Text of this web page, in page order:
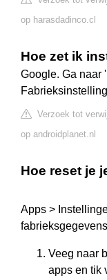
op harasdadinco.cl
Hoe zet ik
Google. Ga naar
Verzoek tot
op androidplanet.nl
Hoe reset je
Apps >
Veeg naar
apps en tik